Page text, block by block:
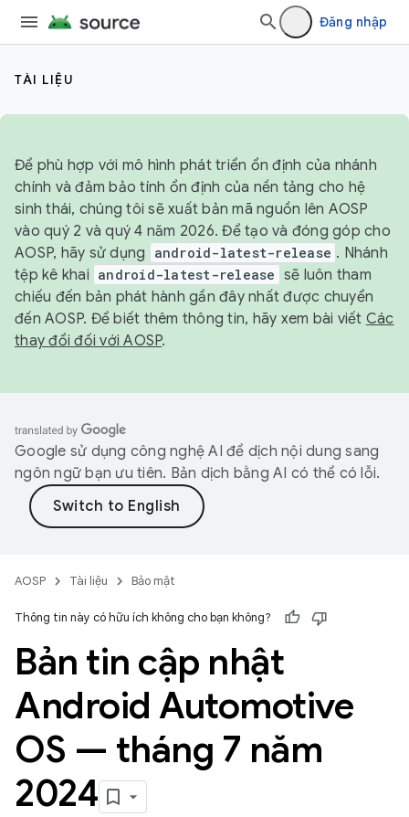
Đăng nhập
TÀI LIỆU
Để phù hợp với mô hình phát triển ổn định của nhánh
chính và đảm bảo tính ổn định của nền tảng cho hệ
sinh thái, chúng tôi sẽ xuất bản mã nguồn lên AOSP
vào quý 2 và quý 4 năm 2026. Để tạo và đóng góp cho
AOSP, hãy sử dụng
android-latest-release . Nhánh
tệp kê khai android-latest-release sẽ luôn tham
chiếu đến bản phát hành gần đây nhất được chuyển
đến AOSP. Để biết thêm thông tin, hãy xem bài viết Các
thay đổi đối với AOSP.
Google sử dụng công nghệ AI để dịch nội dung sang
ngôn ngữ bạn ưu tiên. Bản dịch bằng AI có thể có lỗi.
AOSP Tài liệu Bảo mật
Thông tin này có hữu ích không cho bạn không?
Bản tin cập nhật
Android Automotive
OS — tháng 7 năm
2024